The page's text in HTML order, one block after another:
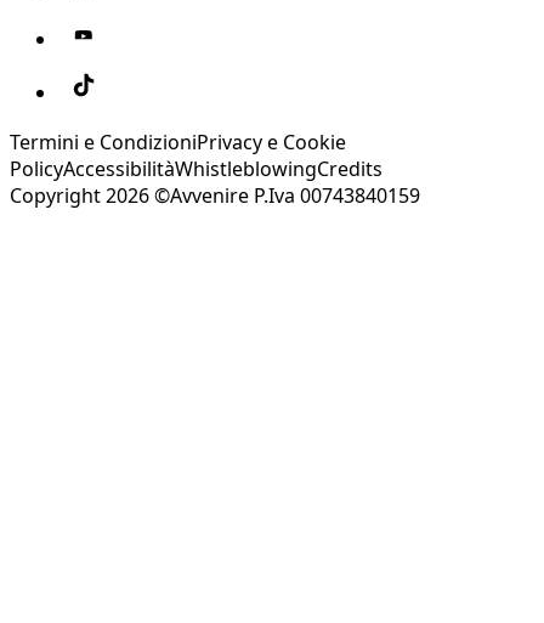
Termini e CondizioniPrivacy e Cookie
PolicyAccessibilitàWhistleblowingCredits
Copyright 2026 ©Avvenire P.Iva 00743840159